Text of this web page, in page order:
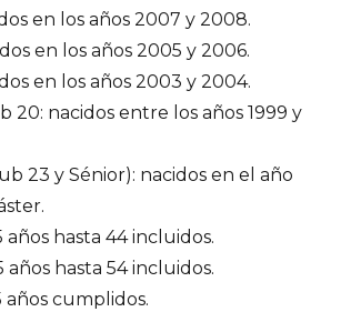
en los años 2007 y 2008.
en los años 2005 y 2006.
en los años 2003 y 2004.
20: nacidos entre los años 1999 y
23 y Sénior): nacidos en el año
años hasta 44 incluidos.
años hasta 54 incluidos.
años cumplidos.